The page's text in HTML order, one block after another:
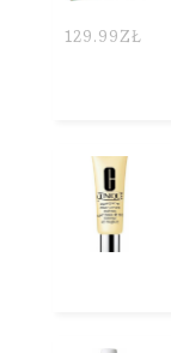
129.99ZŁ